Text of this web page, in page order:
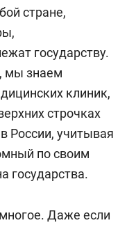
С
(ныне — кафедры
экономической
США и Канады
стране,
государству.
мы знаем
клиник,
строчках
России, учитывая
по своим
государства.
Даже если